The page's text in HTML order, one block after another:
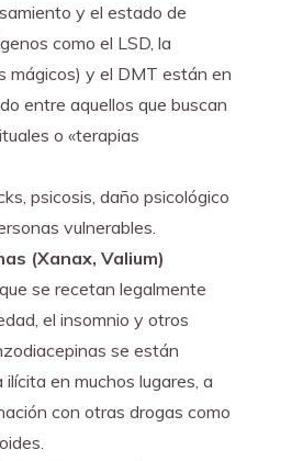
y el estado de
como el LSD, la
mágicos) y el DMT están en
entre aquellos que buscan
o «terapias
psicosis, daño psicológico
vulnerables.
(Xanax, Valium)
se recetan legalmente
el insomnio y otros
se están
en muchos lugares, a
con otras drogas como